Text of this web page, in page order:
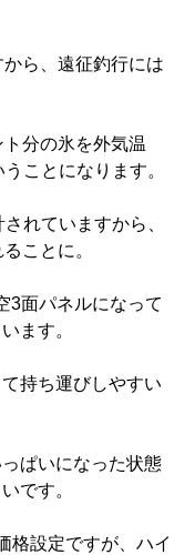
ら、遠征釣行には
分の氷を外気温
ことになります。
れていますから、
ことに。
3面パネルになって
ます。
持ち運びしやすい
ぱいになった状態
です。
格設定ですが、ハイ